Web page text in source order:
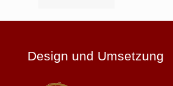
Design und Umsetzung